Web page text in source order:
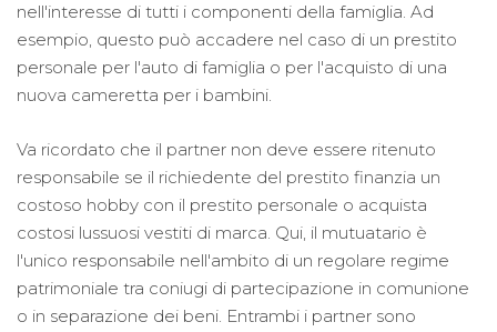
nell'interesse di tutti i componenti della famiglia. Ad
esempio, questo può accadere nel caso di un prestito
personale per l'auto di famiglia o per l'acquisto di una
nuova cameretta per i bambini.
Va ricordato che il partner non deve essere ritenuto
responsabile se il richiedente del prestito finanzia un
costoso hobby con il prestito personale o acquista
costosi lussuosi vestiti di marca. Qui, il mutuatario è
l'unico responsabile nell'ambito di un regolare regime
patrimoniale tra coniugi di partecipazione in comunione
o in separazione dei beni. Entrambi i partner sono